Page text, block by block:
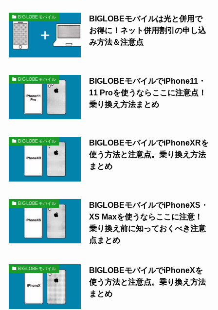
BIGLOBEモバイル
BIGLOBEモバイルは光と併用で
お得に！ネット併用割引の申し込
み方法＆注意点
BIGLOBEモバイル
BIGLOBEモバイルでiPhone11・
11 Proを使うならここに注意点！
乗り換え方法まとめ
BIGLOBEモバイル
BIGLOBEモバイルでiPhoneXRを
使う方法と注意点。乗り換え方法
まとめ
BIGLOBEモバイル
BIGLOBEモバイルでiPhoneXS・
XS Maxを使うならここに注意！
乗り換え前に知っておくべき注意
点まとめ
BIGLOBEモバイル
BIGLOBEモバイルでiPhoneXを
使う方法と注意点。乗り換え方法
まとめ